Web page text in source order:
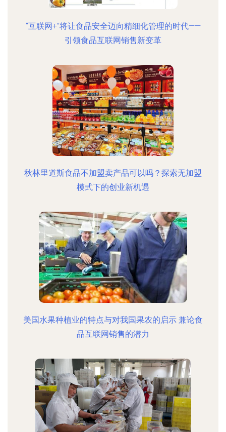
“互联网+”将让食品安全迈向精细化管理的时代——
引领食品互联网销售新变革
秋林里道斯食品不加盟卖产品可以吗？探索无加盟
模式下的创业新机遇
美国水果种植业的特点与对我国果农的启示 兼论食
品互联网销售的潜力